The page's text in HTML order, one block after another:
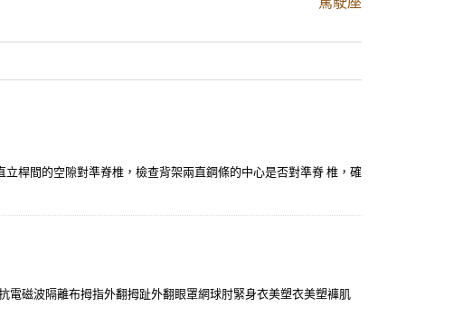
桿間的空隙對準脊椎，檢查背架兩直鋼條的中心是否對準脊 椎，確
磁波隔離布拇指外翻拇趾外翻眼罩網球肘緊身衣美塑衣美塑褲肌